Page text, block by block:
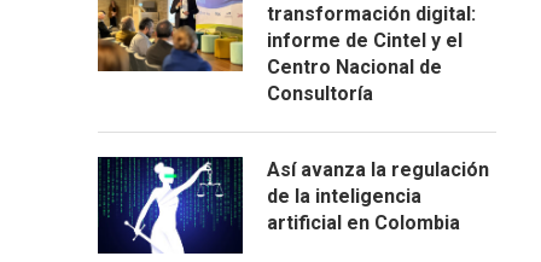
transformación digital:
informe de Cintel y el
Centro Nacional de
Consultoría
Así avanza la regulación
de la inteligencia
artificial en Colombia